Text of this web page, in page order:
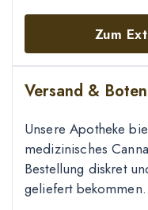
Zum
Versand &
Unsere Apotheke
medizinisches
Bestellung diskret
geliefert bekommen.